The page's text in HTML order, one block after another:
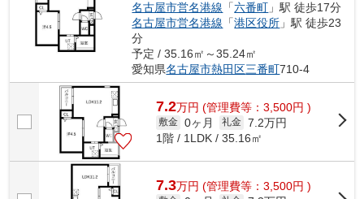
名古屋市営名港線 「六番町 」駅 徒歩17分
名古屋市営名港線 「港区役所 」駅 徒歩23
分
予定 / 35.16㎡～35.24㎡
愛知県名古屋市熱田区三番町710-4
7.2万円 (管理費等：3,500円 )
敷金 0ヶ月 礼金 7.2万円
1階 / 1LDK / 35.16㎡
7.3万円 (管理費等：3,500円 )